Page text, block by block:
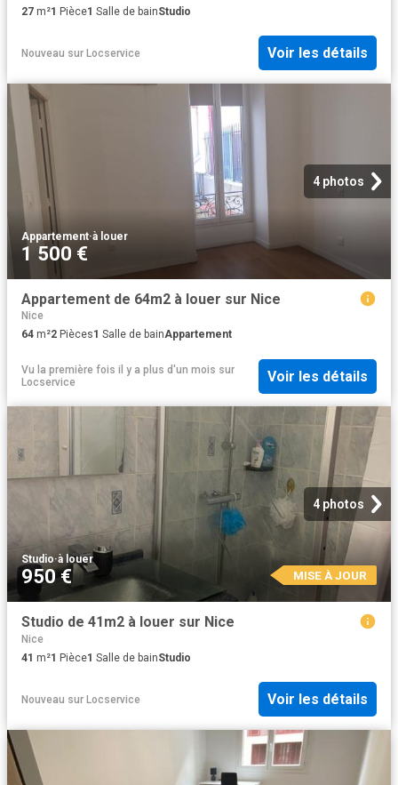
27 m²1 Pièce1 Salle de bainStudio
Nouveau sur Locservice Voir les détails
4 photos
Appartement·à louer
1 500 €
Appartement de 64m2 à louer sur Nice
Nice
64 m²2 Pièces1 Salle de bainAppartement
Vu la première fois il y a plus d'un mois sur
Locservice
Voir les détails
4 photos
Studio·à louer
950 € MISE À JOUR
Studio de 41m2 à louer sur Nice
Nice
41 m²1 Pièce1 Salle de bainStudio
Nouveau sur Locservice Voir les détails